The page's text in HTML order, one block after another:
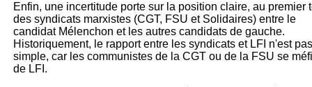
Enfin, une incertitude porte sur la position claire, au premier
des syndicats marxistes (CGT, FSU et Solidaires) entre le
candidat Mélenchon et les autres candidats de gauche.
Historiquement, le rapport entre les syndicats et LFI n'est pas
simple, car les communistes de la CGT ou de la FSU se
de LFI.